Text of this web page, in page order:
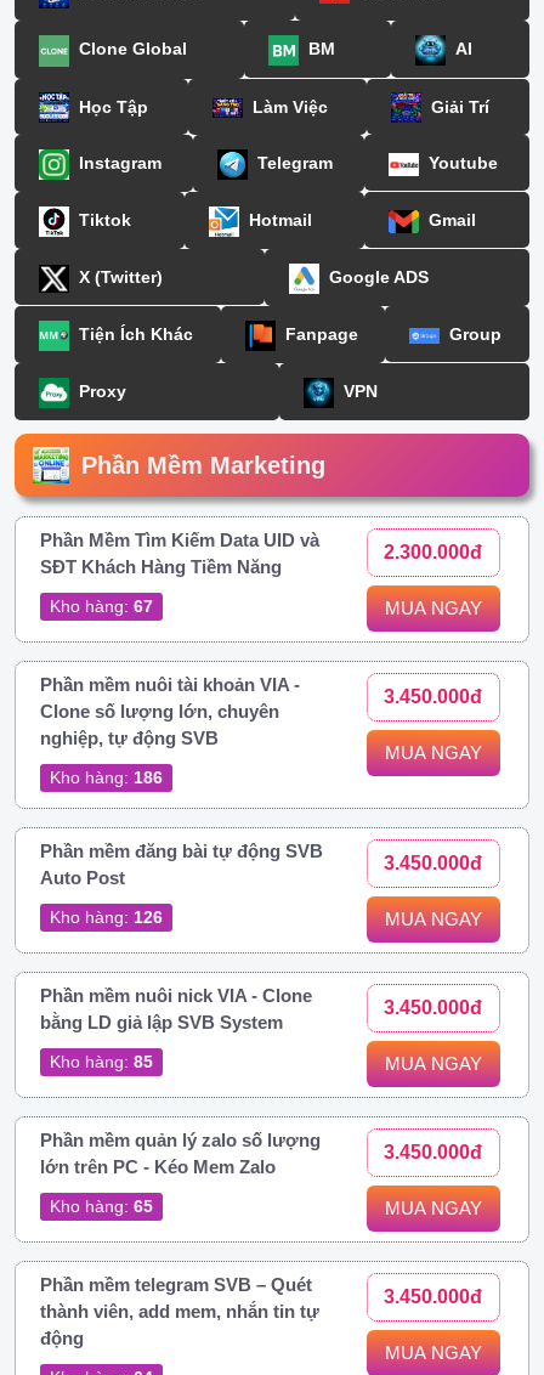
Clone Global BM AI
Học Tập Làm Việc Giải Trí
Instagram Telegram Youtube
Tiktok Hotmail Gmail
X (Twitter) Google ADS
Tiện Ích Khác Fanpage Group
Proxy VPN
Phần Mềm Marketing
Phần Mềm Tìm Kiếm Data UID và
SĐT Khách Hàng Tiềm Năng
Kho hàng: 67
2.300.000đ
MUA NGAY
Phần mềm nuôi tài khoản VIA -
Clone số lượng lớn, chuyên
nghiệp, tự động SVB
Kho hàng: 186
3.450.000đ
MUA NGAY
Phần mềm đăng bài tự động SVB
Auto Post
Kho hàng: 126
3.450.000đ
MUA NGAY
Phần mềm nuôi nick VIA - Clone
bằng LD giả lập SVB System
Kho hàng: 85
3.450.000đ
MUA NGAY
Phần mềm quản lý zalo số lượng
lớn trên PC - Kéo Mem Zalo
Kho hàng: 65
3.450.000đ
MUA NGAY
Phần mềm telegram SVB – Quét
thành viên, add mem, nhắn tin tự
động
3.450.000đ
MUA NGAY